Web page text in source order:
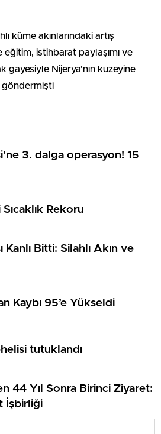
küme akınlarındaki artış
istihbarat paylaşımı ve
Nijerya’nın kuzeyine
göndermişti
3. dalga operasyon! 15
Sıcaklık Rekoru
Kanlı Bitti: Silahlı Akın ve
Kaybı 95’e Yükseldi
tutuklandı
44 Yıl Sonra Birinci Ziyaret:
İşbirliği